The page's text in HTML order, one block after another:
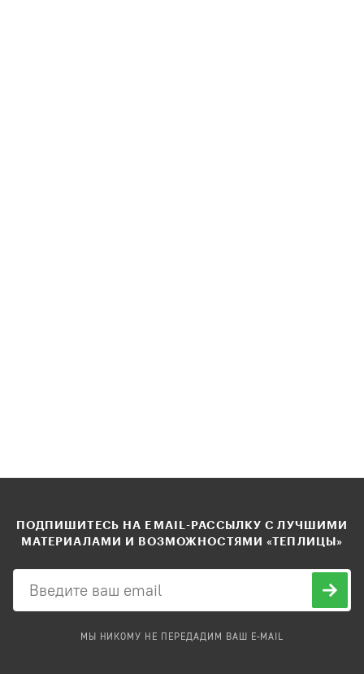
ПОДПИШИТЕСЬ НА EMAIL-РАССЫЛКУ С ЛУЧШИМИ
МАТЕРИАЛАМИ И ВОЗМОЖНОСТЯМИ «ТЕПЛИЦЫ»
МЫ НИКОМУ НЕ ПЕРЕДАДИМ ВАШ E-MAIL